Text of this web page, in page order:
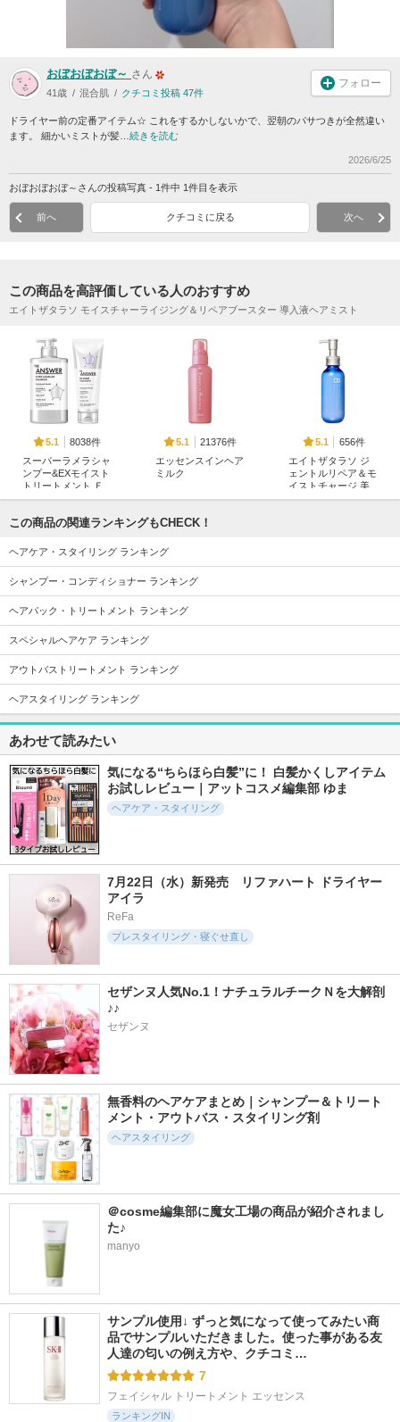
おぼおぼおぼ～ さん
41歳 混合肌 クチコミ投稿 47件
フォロー
ドライヤー前の定番アイテム☆ これをするかしないかで、翌朝のパサつきが全然違い
ます。 細かいミストが髪… 続きを読む
2026/6/25
おぼおぼおぼ～さんの投稿写真 - 1件中 1件目を表示
前へ クチコミに戻る 次へ
この商品を高評価している人のおすすめ
エイトザタラソ モイスチャーライジング＆リペアブースター 導入液ヘアミスト
5.1
8038件
スーパーラメラシャ
ンプー&EXモイスト
トリートメント Ｆ
ＯＲ ＤＡＩＬＹ Ｄ
THE ANSWER
5.1
21376件
エッセンスインヘア
ミルク
5.1
656件
エイトザタラソ ジ
ェントルリペア＆モ
イストチャージ 美
容液ヘアミルク
5.2
2026件
ペアショット＆EX
モイスト 美容液オ
イル
ステラシード
トリートメント ヘ
アセラム
モイスト 美容液シ
リペア＆アクアモイ
スト 美容液トリー
ステラシード
ディープダメージヘ
アマスク テンダー
ブルーム
UNOVE
ヘッドスクラブ リ
モロッカンビューテ
4.8
3166件
melt モイストシャン
ト
melt
モイスト 美容液シ
ャンプー／ディープ
リペア＆アクアモイ
スト 美容液トリー
ト
plus eau（プリュスオ
5.2
THERATIS by mixim
ナイトリペア シャ
ンプー／ヘアトリー
トメント
フィーノ プレミア
ムタッチ 濃厚美容
液ヘアマスク
フィーノ
ヘッドスクラブ リ
プレニッシング
SABON(サボン)
この商品の関連ランキングもCHECK！
ヘアケア・スタイリング ランキング
シャンプー・コンディショナー ランキング
ヘアパック・トリートメント ランキング
スペシャルヘアケア ランキング
アウトバストリートメント ランキング
ヘアスタイリング ランキング
あわせて読みたい
気になる“ちらほら白髪”に！ 白髪かくしアイテム
お試しレビュー｜アットコスメ編集部 ゆま
ヘアケア・スタイリング
7月22日（水）新発売　リファハート ドライヤー
アイラ
ReFa
プレスタイリング・寝ぐせ直し
セザンヌ人気No.1！ナチュラルチークＮを大解剖
♪♪
セザンヌ
無香料のヘアケアまとめ｜シャンプー＆トリート
メント・アウトバス・スタイリング剤
ヘアスタイリング
＠cosme編集部に魔女工場の商品が紹介されまし
た♪
manyo
サンプル使用↓ ずっと気になって使ってみたい商
品でサンプルいただきました。使った事がある友
人達の匂いの例え方や、クチコミ…
7
フェイシャル トリートメント エッセンス
ランキングIN